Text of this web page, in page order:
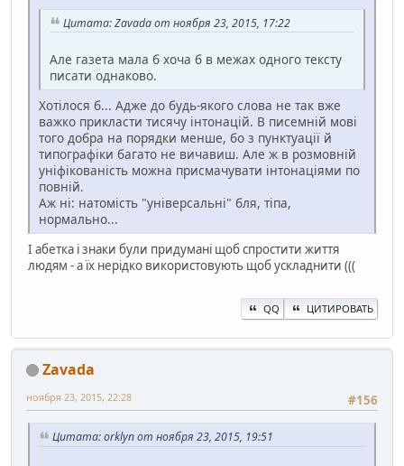
Цитата: Zavada от ноября 23, 2015, 17:22
Але газета мала б хоча б в межах одного тексту
писати однаково.
Хотілося б... Адже до будь-якого слова не так вже
важко прикласти тисячу інтонацій. В писемній мові
того добра на порядки менше, бо з пунктуації й
типографіки багато не вичавиш. Але ж в розмовній
уніфікованість можна присмачувати інтонаціями по
повній.
Аж ні: натомість "універсальні" бля, тіпа,
нормально...
І абетка і знаки були придумані щоб спростити життя
людям - а їх нерідко використовують щоб ускладнити (((
QQ ЦИТИРОВАТЬ
Zavada
#156
ноября 23, 2015, 22:28
Цитата: orklyn от ноября 23, 2015, 19:51